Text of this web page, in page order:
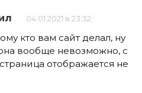
04.01.2021 в 23:32
кто вам сайт делал, ну
вообще невозможно, с
отображается не